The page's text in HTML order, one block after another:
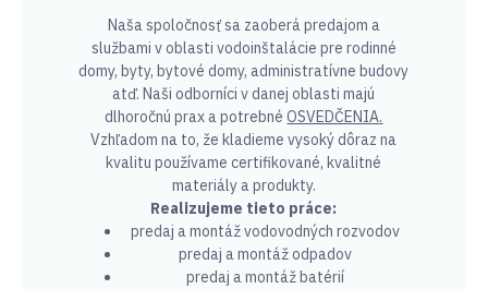
Naša spoločnosť sa zaoberá predajom a
službami v oblasti vodoinštalácie pre rodinné
domy, byty, bytové domy, administratívne budovy
atď. Naši odborníci v danej oblasti majú
dlhoročnú prax a potrebnéOSVEDČENIA.
Vzhľadom na to, že kladieme vysoký dôraz na
kvalitu používame certifikované, kvalitné
materiály a produkty.
Realizujeme tieto práce:
predaj a montáž vodovodných rozvodov
predaj a montáž odpadov
predaj a montáž batérií